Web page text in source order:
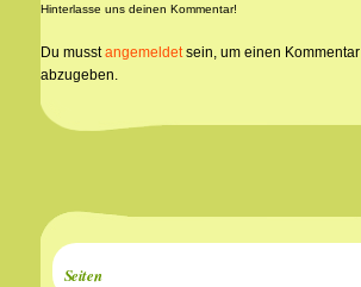
Hinterlasse uns deinen Kommentar!
Du musstangemeldetsein, um einen Kommentar
abzugeben.
Seiten